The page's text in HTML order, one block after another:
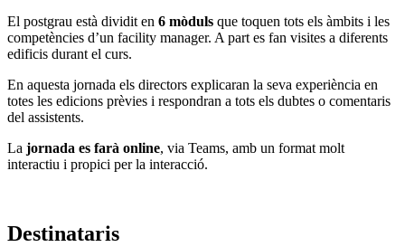
El postgrau està dividit en 6 mòduls que toquen tots els àmbits i les
competències d’un facility manager. A part es fan visites a diferents
edificis durant el curs.
En aquesta jornada els directors explicaran la seva experiència en
totes les edicions prèvies i respondran a tots els dubtes o comentaris
del assistents.
La jornada es farà online, via Teams, amb un format molt
interactiu i propici per la interacció.
Destinataris